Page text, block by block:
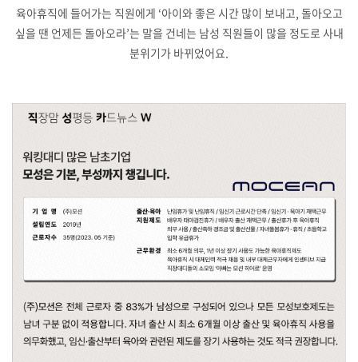
육아휴직에 들어가는 직원에게 ‘아이와 좋은 시간 많이 보내고, 돌아오고
싶을 땐 언제든 돌아오라’는 말을 건네는 남성 직원들이 많을 정도로 사내
분위기가 바뀌었어요.